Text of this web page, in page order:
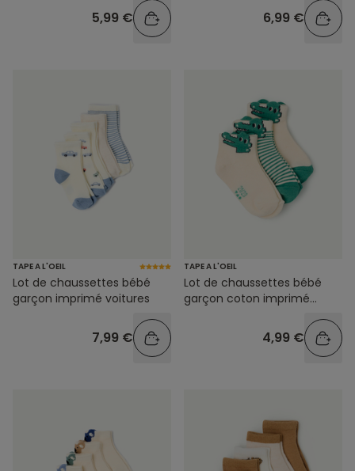
5,99 € 6,99 €
TAPE A L'OEIL
Lot de chaussettes bébé
garçon imprimé voitures
7,99 €
TAPE A L'OEIL
Lot de chaussettes bébé
garçon coton imprimé
4,99 €